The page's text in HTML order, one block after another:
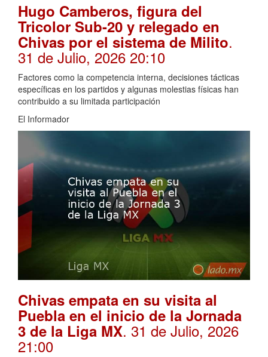
Hugo Camberos, figura del
Tricolor Sub-20 y relegado en
Chivas por el sistema de Milito.
31 de Julio, 2026 20:10
Factores como la competencia interna, decisiones tácticas
específicas en los partidos y algunas molestias físicas han
contribuido a su limitada participación
El Informador
Chivas empata en su visita al
Puebla en el inicio de la Jornada
3 de la Liga MX. 31 de Julio, 2026
21:00